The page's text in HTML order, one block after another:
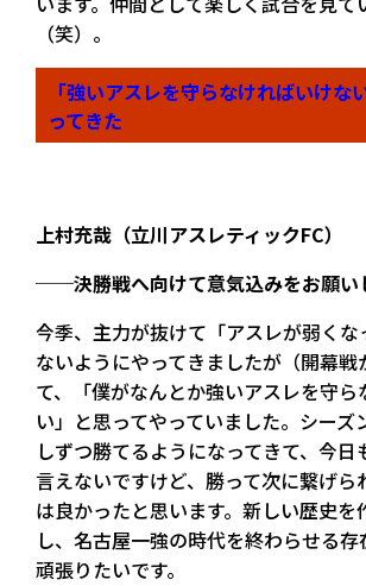
（笑）。
「強いアスレを守らなければいけな
ってきた
上村充哉（立川アスレティックFC）
──決勝戦へ向けて意気込みをお願い
今季、主力が抜けて「アスレが弱くな
ないようにやってきましたが（開幕戦
て、「僕がなんとか強いアスレを守ら
い」と思ってやっていました。シーズ
しずつ勝てるようになってきて、今日
言えないですけど、勝って次に繋げら
は良かったと思います。新しい歴史を
し、名古屋一強の時代を終わらせる存
頑張りたいです。